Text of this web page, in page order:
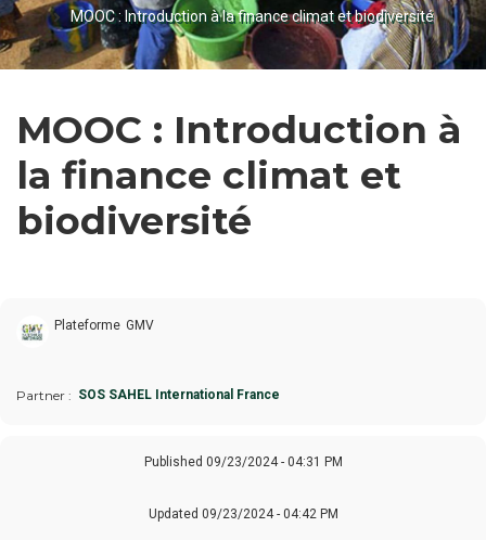
BREADCRUMB
MOOC : Introduction à la finance climat et biodiversité
MOOC : Introduction à
la finance climat et
biodiversité
Plateforme GMV
Partner SOS SAHEL International France
Published 09/23/2024 - 04:31 PM
Updated 09/23/2024 - 04:42 PM